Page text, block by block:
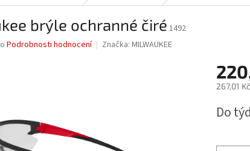
brýle ochranné čiré 1492
Podrobnosti hodnocení Značka: MILWAUKEE
267,01
cena:
Do